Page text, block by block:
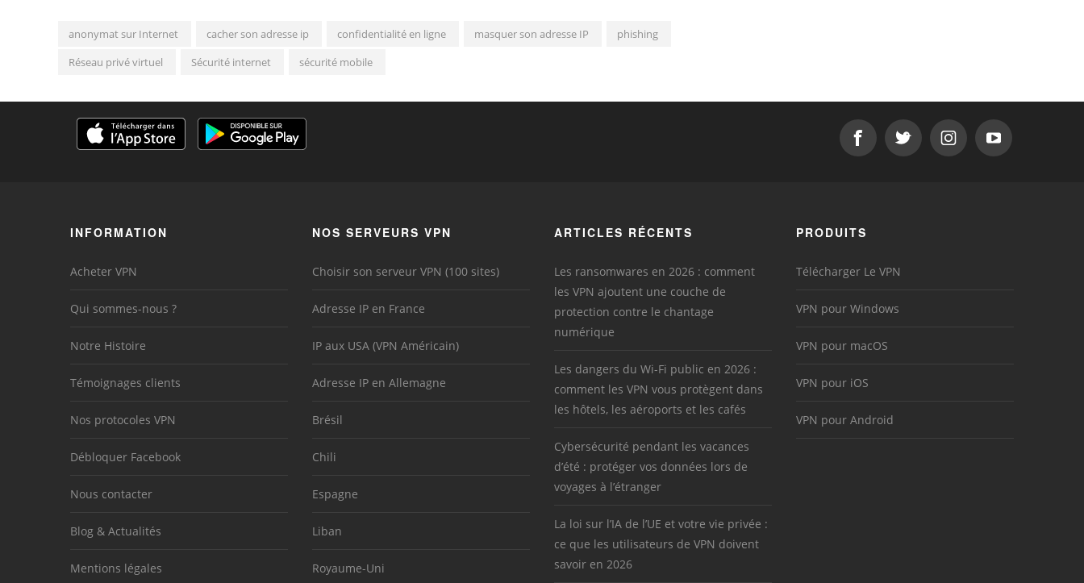
anonymat sur Internet cacher son adresse ip confidentialité en ligne masquer son adresse IP
phishing
Réseau privé virtuel
Sécurité internet sécurité mobile
INFORMATION
Acheter VPN
Qui sommes-nous ?
Notre Histoire
Témoignages clients
Nos protocoles VPN
Débloquer Facebook
Nous contacter
Blog & Actualités
Mentions légales
NOS SERVEURS VPN
Choisir son serveur VPN (100 sites)
Adresse IP en France
IP aux USA (VPN Américain)
Adresse IP en Allemagne
Brésil
Chili
Espagne
Liban
Royaume-Uni
ARTICLES RÉCENTS
Les ransomwares en 2026 : comment
les VPN ajoutent une couche de
protection contre le chantage
numérique
Les dangers du Wi-Fi public en 2026 :
comment les VPN vous protègent dans
les hôtels, les aéroports et les cafés
Cybersécurité pendant les vacances
d’été : protéger vos données lors de
voyages à l’étranger
La loi sur l’IA de l’UE et votre vie privée :
ce que les utilisateurs de VPN doivent
savoir en 2026
PRODUITS
Télécharger Le VPN
VPN pour Windows
VPN pour macOS
VPN pour iOS
VPN pour Android